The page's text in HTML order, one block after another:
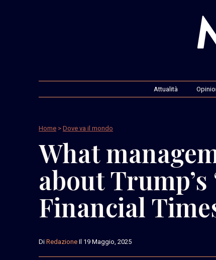
Attualità
Home > Dove va il mondo
What
about Trump’s
Financial
Di Redazione Il 19 Maggio, 2025